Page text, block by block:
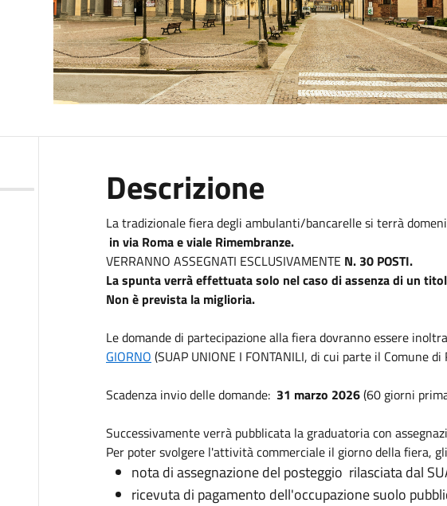
Descrizione
La tradizionale fiera degli ambulanti/bancarelle si terrà
in via Roma e viale Rimembranze.
VERRANNO ASSEGNATI ESCLUSIVAMENTE N. 30 POSTI.
La spunta verrà effettuata solo nel caso di assenza di un
Non è prevista la miglioria.
Le domande di partecipazione alla fiera dovranno essere
GIORNO (SUAP UNIONE I FONTANILI, di cui parte il Comune di
Scadenza invio delle domande: 31 marzo 2026(60 giorni
Successivamente verrà pubblicata la graduatoria con
Per poter svolgere l'attività commerciale il giorno della fiera,
nota di assegnazione del posteggio rilasciata dal
ricevuta di pagamento dell'occupazione suolo